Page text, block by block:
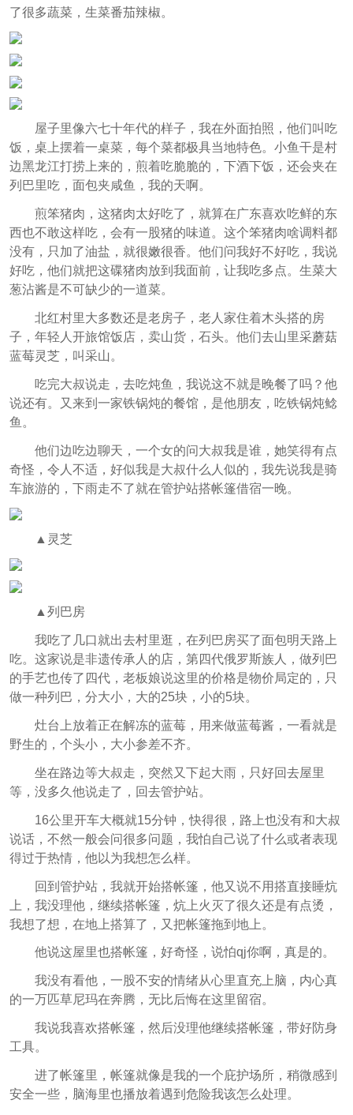
了很多蔬菜，生菜番茄辣椒。
屋子里像六七十年代的样子，我在外面拍照，他们叫吃
饭，桌上摆着一桌菜，每个菜都极具当地特色。小鱼干是村
边黑龙江打捞上来的，煎着吃脆脆的，下酒下饭，还会夹在
列巴里吃，面包夹咸鱼，我的天啊。
煎笨猪肉，这猪肉太好吃了，就算在广东喜欢吃鲜的东
西也不敢这样吃，会有一股猪的味道。这个笨猪肉啥调料都
没有，只加了油盐，就很嫩很香。他们问我好不好吃，我说
好吃，他们就把这碟猪肉放到我面前，让我吃多点。生菜大
葱沾酱是不可缺少的一道菜。
北红村里大多数还是老房子，老人家住着木头搭的房
子，年轻人开旅馆饭店，卖山货，石头。他们去山里采蘑菇
蓝莓灵芝，叫采山。
吃完大叔说走，去吃炖鱼，我说这不就是晚餐了吗？他
说还有。又来到一家铁锅炖的餐馆，是他朋友，吃铁锅炖鲶
鱼。
他们边吃边聊天，一个女的问大叔我是谁，她笑得有点
奇怪，令人不适，好似我是大叔什么人似的，我先说我是骑
车旅游的，下雨走不了就在管护站搭帐篷借宿一晚。
▲灵芝
▲列巴房
我吃了几口就出去村里逛，在列巴房买了面包明天路上
吃。这家说是非遗传承人的店，第四代俄罗斯族人，做列巴
的手艺也传了四代，老板娘说这里的价格是物价局定的，只
做一种列巴，分大小，大的25块，小的5块。
灶台上放着正在解冻的蓝莓，用来做蓝莓酱，一看就是
野生的，个头小，大小参差不齐。
坐在路边等大叔走，突然又下起大雨，只好回去屋里
等，没多久他说走了，回去管护站。
16公里开车大概就15分钟，快得很，路上也没有和大叔
说话，不然一般会问很多问题，我怕自己说了什么或者表现
得过于热情，他以为我想怎么样。
回到管护站，我就开始搭帐篷，他又说不用搭直接睡炕
上，我没理他，继续搭帐篷，炕上火灭了很久还是有点烫，
我想了想，在地上搭算了，又把帐篷拖到地上。
他说这屋里也搭帐篷，好奇怪，说怕qj你啊，真是的。
我没有看他，一股不安的情绪从心里直充上脑，内心真
的一万匹草尼玛在奔腾，无比后悔在这里留宿。
我说我喜欢搭帐篷，然后没理他继续搭帐篷，带好防身
工具。
进了帐篷里，帐篷就像是我的一个庇护场所，稍微感到
安全一些，脑海里也播放着遇到危险我该怎么处理。